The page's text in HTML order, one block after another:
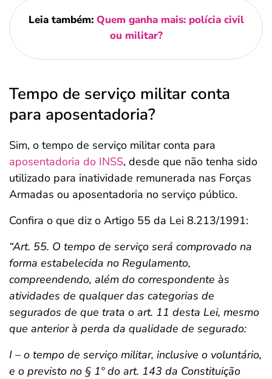
Leia também: Quem ganha mais: polícia civil
ou militar?
Tempo de serviço militar conta
para aposentadoria?
Sim, o tempo de serviço militar conta para
aposentadoria do INSS, desde que não tenha sido
utilizado para inatividade remunerada nas Forças
Armadas ou aposentadoria no serviço público.
Confira o que diz o Artigo 55 da Lei 8.213/1991:
“Art. 55. O tempo de serviço será comprovado na
forma estabelecida no Regulamento,
compreendendo, além do correspondente às
atividades de qualquer das categorias de
segurados de que trata o art. 11 desta Lei, mesmo
que anterior à perda da qualidade de segurado:
I – o tempo de serviço militar, inclusive o voluntário,
e o previsto no § 1º do art. 143 da Constituição